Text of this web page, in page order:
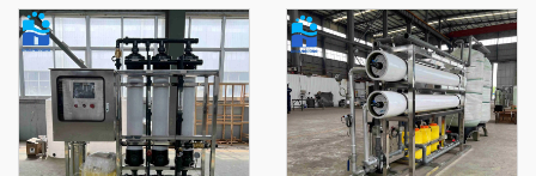
повторного
использования воды,
сельскохозяйственных
нужд и
рециркуляции
сточных вод
производительностью
20–40 т/ч, установка
для очистки воды на
основе системы
обратного осмоса
(RO) для
муниципального и